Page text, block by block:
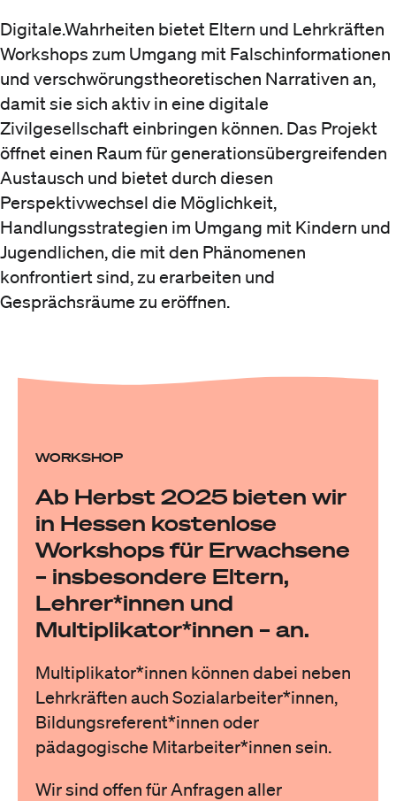
Digitale.Wahrheiten bietet Eltern und Lehrkräften
Workshops zum Umgang mit Falschinformationen
und verschwörungstheoretischen Narrativen an,
damit sie sich aktiv in eine digitale
Zivilgesellschaft einbringen können. Das Projekt
öffnet einen Raum für generationsübergreifenden
Austausch und bietet durch diesen
Perspektivwechsel die Möglichkeit,
Handlungsstrategien im Umgang mit Kindern und
Jugendlichen, die mit den Phänomenen
konfrontiert sind, zu erarbeiten und
Gesprächsräume zu eröffnen.
WORKSHOP
Ab Herbst 2025 bieten wir
in Hessen kostenlose
Workshops für Erwachsene
– insbesondere Eltern,
Lehrer*innen und
Multiplikator*innen – an.
Multiplikator*innen können dabei neben
Lehrkräften auch Sozialarbeiter*innen,
Bildungsreferent*innen oder
pädagogische Mitarbeiter*innen sein.
Wir sind offen für Anfragen aller